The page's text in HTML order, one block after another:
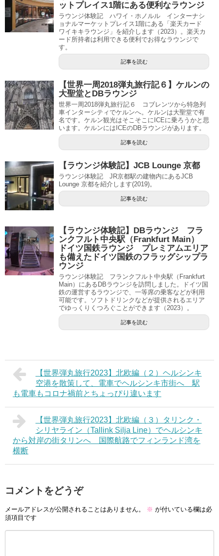
ットプレイス1階にある便利なラウンジ
ラウンジ体験記 ハワイ・ホノルル インターナシ
ョナルマーケットプレイス1階にある「楽天カード
ワイキキラウンジ」を紹介します（2023）。楽天カ
ード所持者は利用できる便利でお得なラウンジで
す。
記事を読む
【世界一周2018弾丸旅行記６】ケルンの
大聖堂とDBラウンジ
世界一周2018弾丸旅行記６ コブレンツから特急列
車インターシティでケルンへ。ケルンは大聖堂で有
名です。ケルン観光はそこそこにICEに乗ろうかと思
います。ケルンにはICEのDBラウンジがあります。
記事を読む
【ラウンジ体験記】JCB Lounge 京都
ラウンジ体験記 JR京都駅の建物内にあるJCB
Lounge 京都を紹介します(2019)。
記事を読む
【ラウンジ体験記】DBラウンジ フラ
ンクフルト中央駅（Frankfurt Main）
ドイツ国鉄ラウンジ プレミアムエリア
も備えたドイツ国鉄のフラッグシップラ
ウンジ
ラウンジ体験記 フランクフルト中央駅（Frankfurt
Main）にあるDBラウンジを訪問しました。ドイツ国
鉄の運営するラウンジで、一等席の乗客などが利用
可能です。ソフトドリンクなどが提供されるエリア
でゆっくりくつろぐことができます（2023）。
記事を読む
【世界弾丸旅行2023】北欧編（２）ヘルシンキ
空港を散策して、電車でヘルシンキ市街へ 駅
も電車もコロナ禍前とちょっぴり違います
【世界弾丸旅行2023】北欧編（３）タリンク・
シリヤライン（Tallink Silja Line）でヘルシンキ
から対岸の街タリンへ 国際航路でフィンランド湾を
横断
コメントをどうぞ
メールアドレスが公開されることはありません。 ※ が付いている欄は必
須項目です